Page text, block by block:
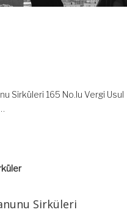
Sirküleri 165 No.lu Vergi Usul
Sirküleri